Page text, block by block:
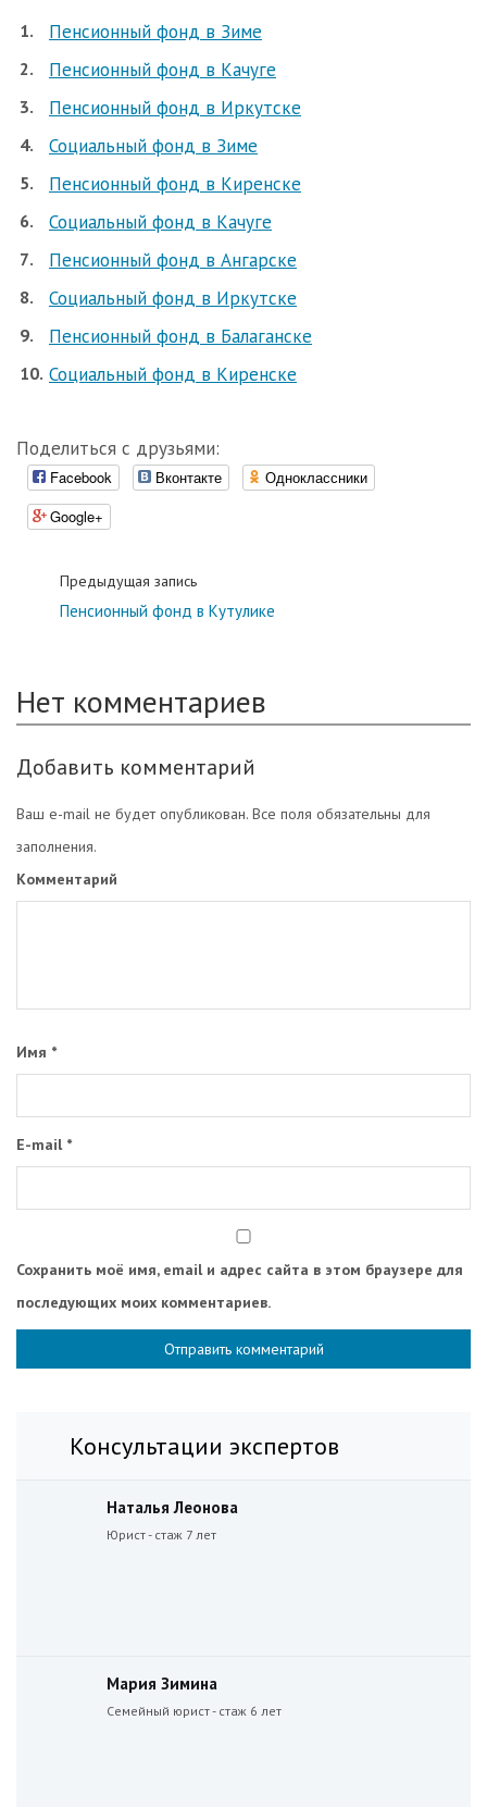
Пенсионный фонд в Зиме
Пенсионный фонд в Качуге
Пенсионный фонд в Иркутске
Социальный фонд в Зиме
Пенсионный фонд в Киренске
Социальный фонд в Качуге
Пенсионный фонд в Ангарске
Социальный фонд в Иркутске
Пенсионный фонд в Балаганске
Социальный фонд в Киренске
Поделиться с друзьями:
Facebook Вконтакте
Одноклассники
Google+
Предыдущая запись
Пенсионный фонд в Кутулике
Нет комментариев
Добавить комментарий
Ваш e-mail не будет опубликован. Все поля обязательны для
заполнения.
Комментарий
Имя *
E-mail *
Сохранить моё имя, email и адрес сайта в этом браузере для
последующих моих комментариев.
Консультации экспертов
Наталья Леонова
Юрист - стаж 7 лет
Мария Зимина
Семейный юрист - стаж 6 лет